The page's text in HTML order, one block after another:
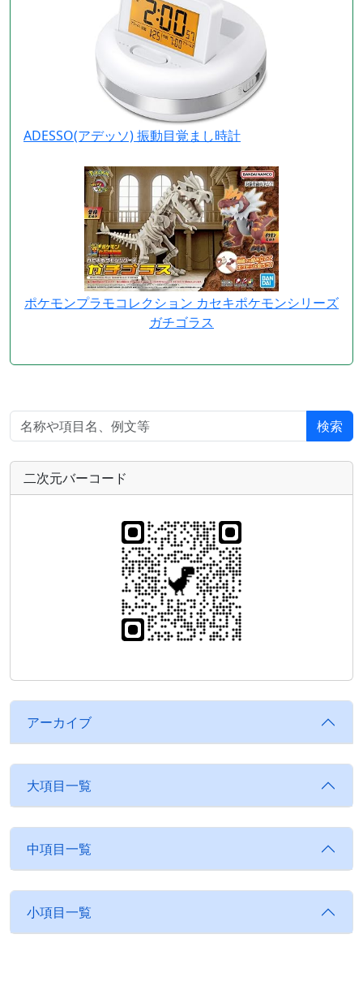
ADESSO(アデッソ) 振動目覚まし時計
ポケモンプラモコレクション カセキポケモンシリーズ
ガチゴラス
検索
二次元バーコード
アーカイブ
大項目一覧
中項目一覧
小項目一覧